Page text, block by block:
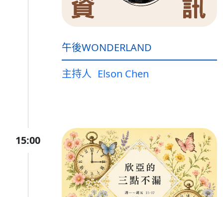
午後WONDERLAND
主持人 Elson Chen
15:00